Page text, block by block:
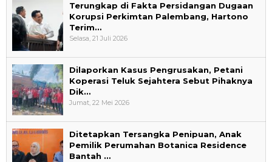
Terungkap di Fakta Persidangan Dugaan
Korupsi Perkimtan Palembang, Hartono
Terim…
Selasa, 21 Juli 2026
Dilaporkan Kasus Pengrusakan, Petani
Koperasi Teluk Sejahtera Sebut Pihaknya
Dik…
Jumat, 22 Mei 2026
Ditetapkan Tersangka Penipuan, Anak
Pemilik Perumahan Botanica Residence
Bantah …